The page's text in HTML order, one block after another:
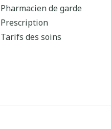
Pharmacien de garde
Prescription
Tarifs des soins